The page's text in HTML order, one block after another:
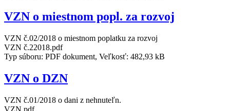
VZN o miestnom popl. za rozvoj
VZN č.02/2018 o miestnom poplatku za rozvoj
VZN č.22018.pdf
Typ súboru: PDF dokument, Veľkosť: 482,93 kB
VZN o DZN
VZN č.01/2018 o dani z nehnuteľn.